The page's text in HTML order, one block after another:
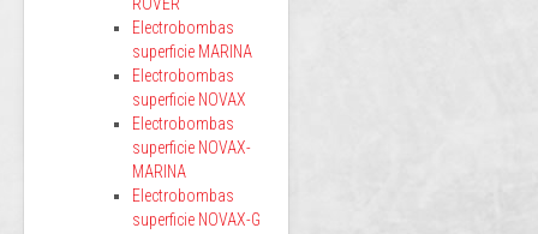
Electrobombas
superficie MARINA
Electrobombas
superficie NOVAX
Electrobombas
superficie NOVAX-
MARINA
Electrobombas
superficie NOVAX-G